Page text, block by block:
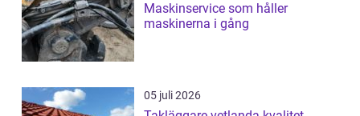
Maskinservice som håller
maskinerna i gång
05 juli 2026